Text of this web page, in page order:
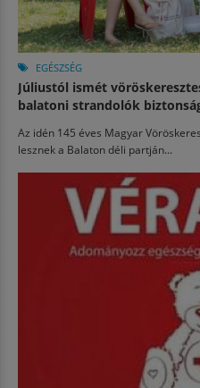
EGÉSZSÉG
Júliustól ismét
balatoni strandolók
Az idén 145 éves Magyar
lesznek a Balaton déli partján...